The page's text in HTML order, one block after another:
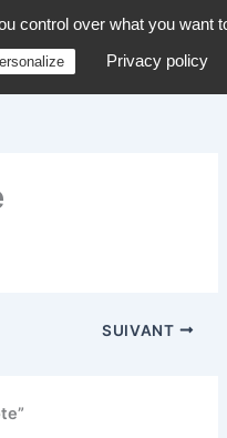
SUIVANT
control over what you want
Privacy policy